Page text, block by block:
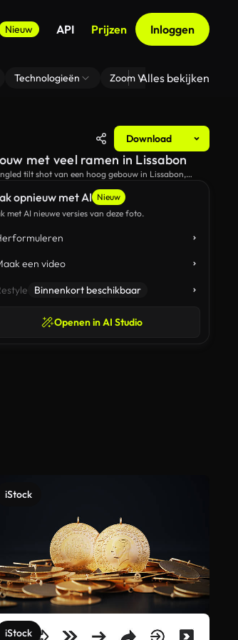
Nieuw API Prijzen Inloggen
Technologieën Zoom Virtuele
Alles bekijken
Download
opnieuw met AI Nieuw
met AI nieuwe versies van deze foto.
een video
Binnenkort beschikbaar
Openen in AI Studio
met veel ramen in Lissabon
tilt shot van een hoog gebouw in Lissabon,
iStock
iStock